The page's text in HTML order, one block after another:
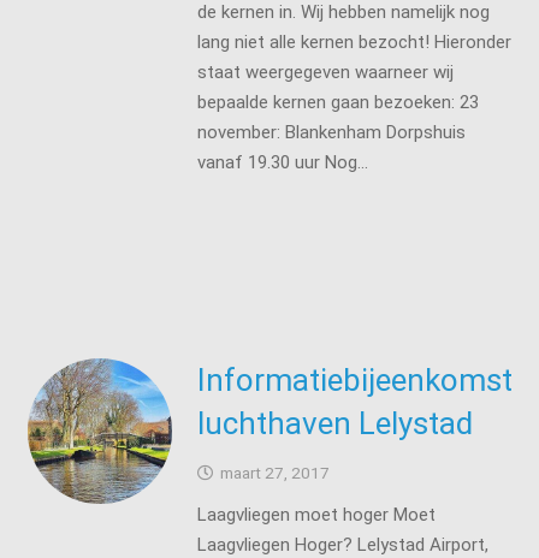
de kernen in. Wij hebben namelijk nog
lang niet alle kernen bezocht! Hieronder
staat weergegeven waarneer wij
bepaalde kernen gaan bezoeken: 23
november: Blankenham Dorpshuis
vanaf 19.30 uur Nog…
Informatiebijeenkomst
luchthaven Lelystad
maart 27, 2017
Laagvliegen moet hoger Moet
Laagvliegen Hoger? Lelystad Airport,